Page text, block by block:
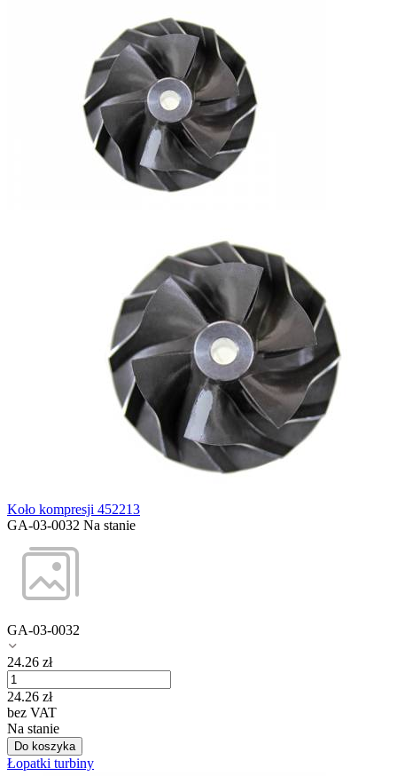
Koło kompresji 452213
GA-03-0032 Na stanie
GA-03-0032
24.26 zł
24.26 zł
bez VAT
Na stanie
Do koszyka
Łopatki turbiny